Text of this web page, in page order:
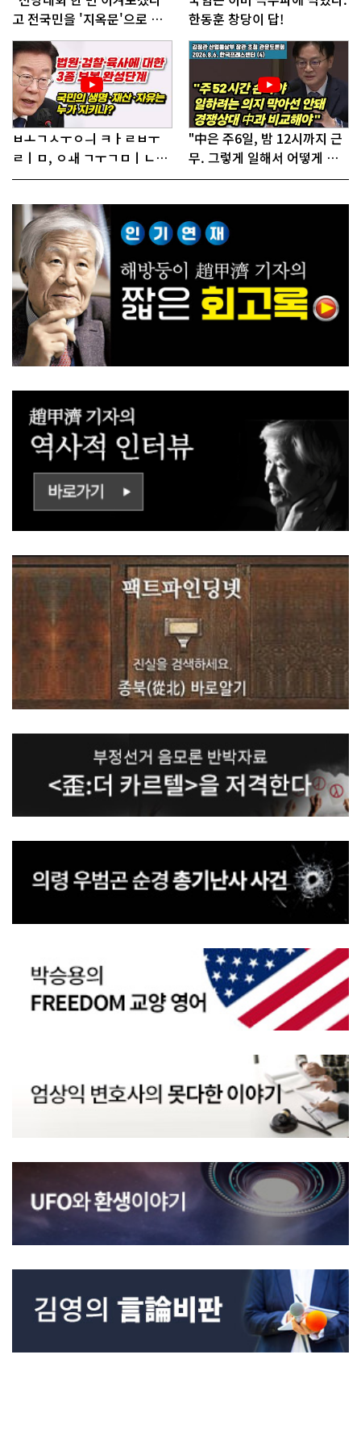
고 전국민을 '지옥문'으로 밀
어!"
한동훈 창당이 답!
ㅂㅗㄱㅅㅜㅇㅢ ㅋㅏㄹㅂㅜ
ㄹㅣㅁ, ㅇㅙ ㄱㅜㄱㅁㅣㄴㄷ
ㅡㄹㅇㅣ ㄷㅏㅇㅎㅐㅇㅑ ㅎ
"中은 주6일, 밤 12시까지 근
무. 그렇게 일해서 어떻게 경
쟁하냐 반문하더라"